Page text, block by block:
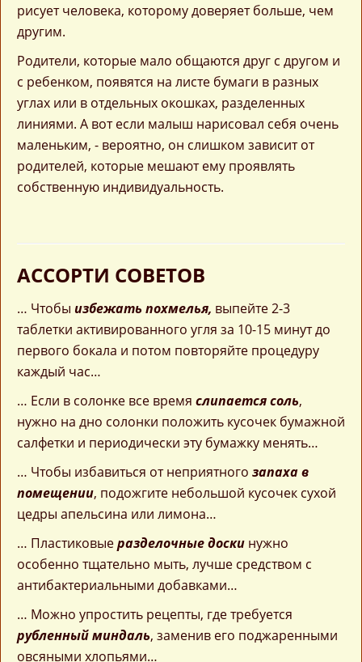
рисует человека, которому доверяет больше, чем
другим.
Родители, которые мало общаются друг с другом и
с ребенком, появятся на листе бумаги в разных
углах или в отдельных окошках, разделенных
линиями. А вот если малыш нарисовал себя очень
маленьким, - вероятно, он слишком зависит от
родителей, которые мешают ему проявлять
собственную индивидуальность.
АССОРТИ СОВЕТОВ
… Чтобы избежать похмелья, выпейте 2-3
таблетки активированного угля за 10-15 минут до
первого бокала и потом повторяйте процедуру
каждый час…
… Если в солонке все время слипается соль,
нужно на дно солонки положить кусочек бумажной
салфетки и периодически эту бумажку менять…
… Чтобы избавиться от неприятного запаха в
помещении, подожгите небольшой кусочек сухой
цедры апельсина или лимона…
… Пластиковыеразделочные доски нужно
особенно тщательно мыть, лучше средством с
антибактериальными добавками…
… Можно упростить рецепты, где требуется
рубленный миндаль, заменив его поджаренными
овсяными хлопьями…